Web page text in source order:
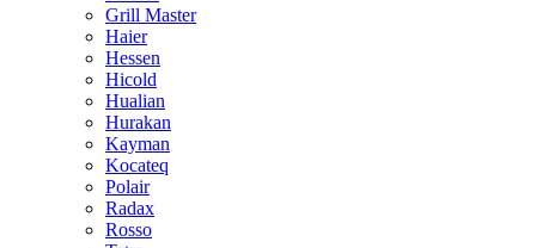
Grill Master
Haier
Hessen
Hicold
Hualian
Hurakan
Kayman
Kocateq
Polair
Radax
Rosso